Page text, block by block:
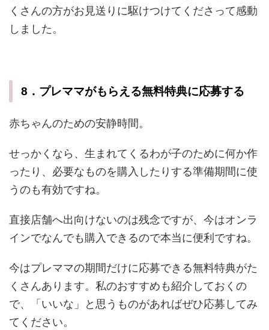
くさんの方がお見送りに駆けつけてくださって感動
しました。
8．プレママがもらえる無料特典に応募する
赤ちゃんのための安静時間。
せっかくなら、生まれてくるわが子のために何か作
ったり、必要なものを購入したりする準備期間に使
うのも有効ですね。
直接店舗へ出向けないのは残念ですが、今はオンラ
インでなんでも購入できるので本当に便利ですね。
今はプレママの期間だけに応募できる無料特典がた
くさんあります。私のおすすめも紹介しておくの
で、「いいな」と思うものがあればぜひ応募してみ
てください。